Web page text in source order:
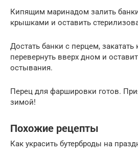
Кипящим маринадом залить
крышками и оставить
Достать банки с перцем,
перевернуть вверх дном и
остывания.
Перец для фаршировки готов.
зимой!
Похожие рецепты
Как украсить бутерброды на